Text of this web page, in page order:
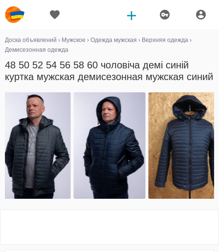
Доска объявлений › Мужское › Одежда мужская › Верхняя одежда ›
Демисезонная одежда
48 50 52 54 56 58 60 чоловіча демі синій
куртка мужская демисезонная мужская синий